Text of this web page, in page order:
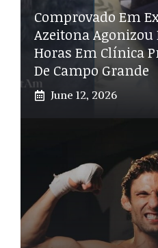
Comprovado Em
Azeitona Agonizou
Horas Em Clínica
De Campo Grande
June 12, 2026